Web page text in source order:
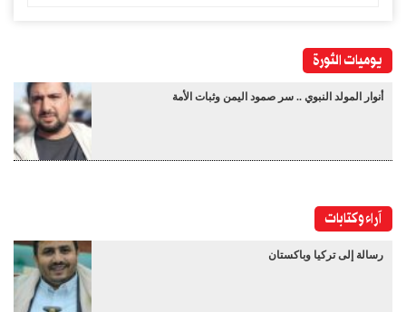
يوميات الثورة
أنوار المولد النبوي .. سر صمود اليمن وثبات الأمة
آراء وكتابات
رسالة إلى تركيا وباكستان